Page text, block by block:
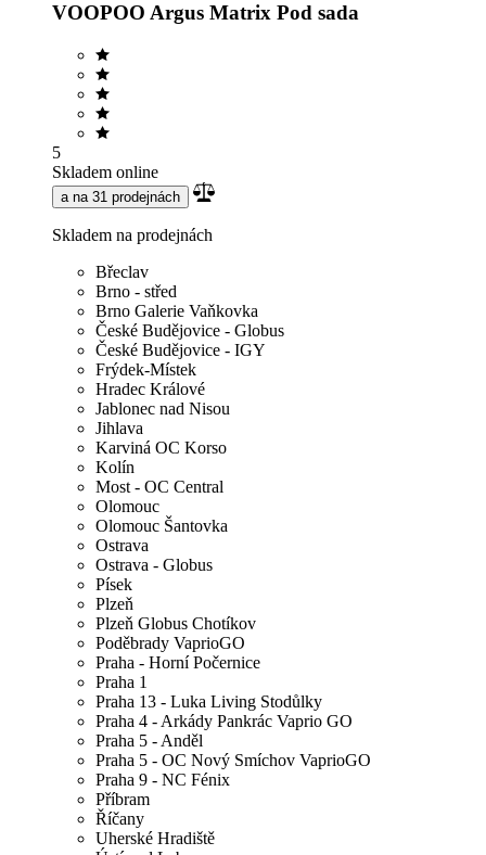
VOOPOO Argus Matrix Pod sada
5
Skladem online
a na 31 prodejnách
Skladem na prodejnách
Břeclav
Brno - střed
Brno Galerie Vaňkovka
České Budějovice - Globus
České Budějovice - IGY
Frýdek-Místek
Hradec Králové
Jablonec nad Nisou
Jihlava
Karviná OC Korso
Kolín
Most - OC Central
Olomouc
Olomouc Šantovka
Ostrava
Ostrava - Globus
Písek
Plzeň
Plzeň Globus Chotíkov
Poděbrady VaprioGO
Praha - Horní Počernice
Praha 1
Praha 13 - Luka Living Stodůlky
Praha 4 - Arkády Pankrác Vaprio GO
Praha 5 - Anděl
Praha 5 - OC Nový Smíchov VaprioGO
Praha 9 - NC Fénix
Příbram
Říčany
Uherské Hradiště